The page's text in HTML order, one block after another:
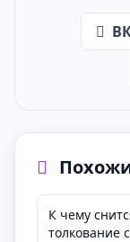
К чему
толкование